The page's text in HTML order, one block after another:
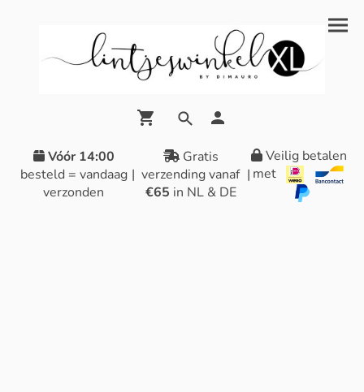
Vóór 14:00
besteld = vandaag
verzonden
|
Gratis
verzending vanaf
€65 in NL & DE
|
Veilig betalen
met